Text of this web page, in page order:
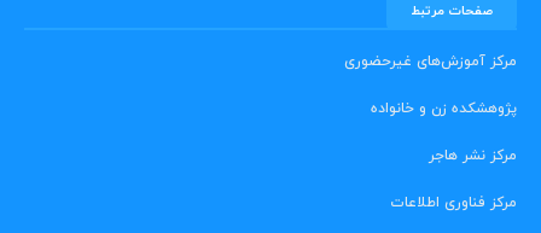
صفحات مرتبط
مرکز آموزش‌های غیرحضوری
پژوهشکده زن و خانواده
مرکز نشر هاجر
مرکز فناوری اطلاعات